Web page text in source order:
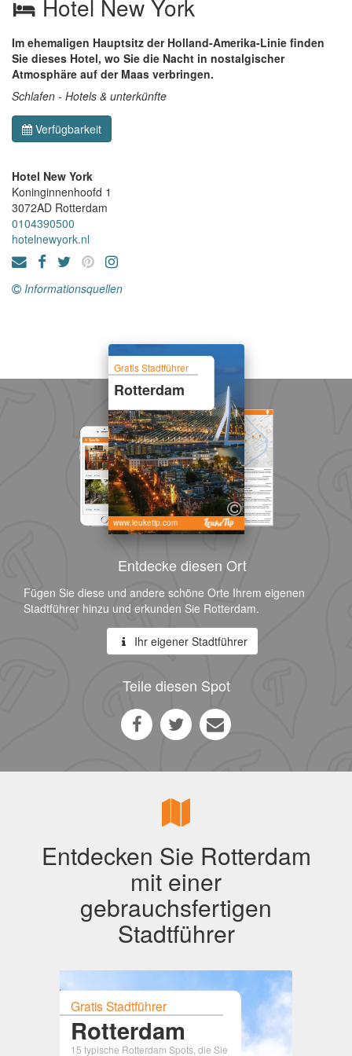
Hotel New York
Im ehemaligen Hauptsitz der Holland-Amerika-Linie finden
Sie dieses Hotel, wo Sie die Nacht in nostalgischer
Atmosphäre auf der Maas verbringen.
Schlafen - Hotels & unterkünfte
Verfügbarkeit
Hotel New York
Koninginnenhoofd 1
3072AD Rotterdam
0104390500
hotelnewyork.nl
Informationsquellen
Gratis Stadtführer
Rotterdam
www.leuketip.com
Entdecke diesen Ort
Fügen Sie diese und andere schöne Orte Ihrem eigenen
Stadtführer hinzu und erkunden Sie Rotterdam.
Ihr eigener Stadtführer
Teile diesen Spot
Entdecken Sie Rotterdam
mit einer
gebrauchsfertigen
Stadtführer
Gratis Stadtführer
Rotterdam
15 typische Rotterdam Spots, die Sie